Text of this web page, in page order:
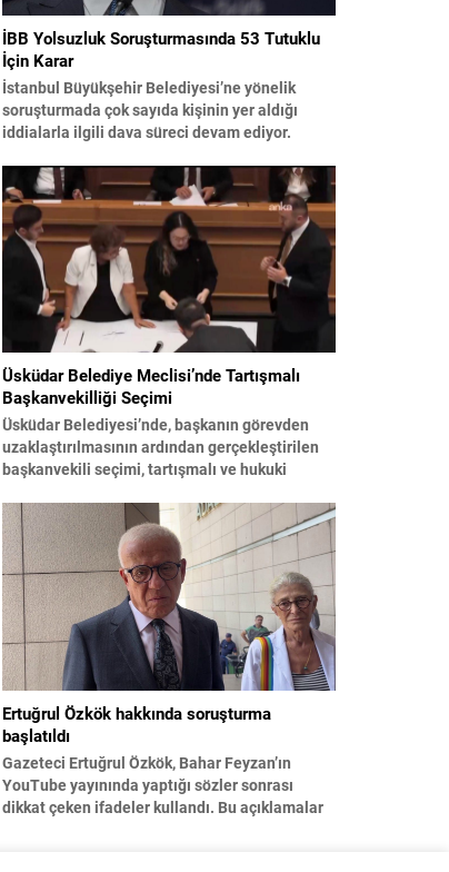
İBB Yolsuzluk Soruşturmasında 53 Tutuklu
İçin Karar
İstanbul Büyükşehir Belediyesi’ne yönelik
soruşturmada çok sayıda kişinin yer aldığı
iddialarla ilgili dava süreci devam ediyor.
sanıkların tutukluluk hallerini ayrı ayrı
değerlendirdi. İnceleme sonucunda, aralarında
Ekrem İmamoğlu’nun da bulunduğu 53 tutuklu
hakkında tutukluluk hallerinin sürdürülmesine
karar verildi. İddialar ve değerlendirilen
talepler Soruşturma kapsamında sanıklara
yöneltilen...
Üsküdar Belediye Meclisi’nde Tartışmalı
Başkanvekilliği Seçimi
Üsküdar Belediyesi’nde, başkanın görevden
uzaklaştırılmasının ardından gerçekleştirilen
başkanvekili seçimi, tartışmalı ve hukuki
geldi. Yapılan oylamada usul ve gizlilikle ilgili
ciddi iddialar ortaya atıldı; bazı oyların
geçersiz sayılması ve meclis içindeki
yönlendirmeler kamuoyunda tepkilere yol açtı.
Seçim sürecinde yaşanan gelişmeler, parti
grupları arasındaki gerilimi artırdı. CHP’nin...
Ertuğrul Özkök hakkında soruşturma
başlatıldı
Gazeteci Ertuğrul Özkök, Bahar Feyzan’ın
YouTube yayınında yaptığı sözler sonrası
dikkat çeken ifadeler kullandı. Bu açıklamalar